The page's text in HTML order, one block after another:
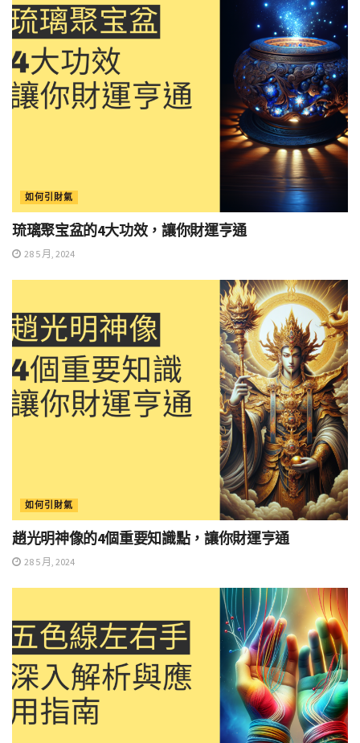
如何引財氣
琉璃聚宝盆的4大功效，讓你財運亨通
28 5 月, 2024
如何引財氣
趙光明神像的4個重要知識點，讓你財運亨通
28 5 月, 2024